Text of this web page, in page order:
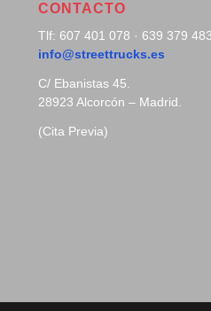
CONTACTO
Tlf: 607 401 078 · 639 379 483
info@streettrucks.es
C/ Ebanistas 45.
28923 Alcorcón – Madrid.
(Cita Previa)